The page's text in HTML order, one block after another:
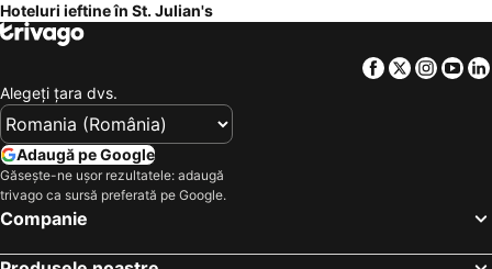
The Preluna Hotel
Holiday Inn Express Malta By Ihg
Bayview Hotel by ST Hotels
Solana Hotel & Spa
Cavalieri Hotel Malta, a member of Radisson Individuals
ibis Styles ST Pauls Bay Malta
Corinthia St George's Bay
Verdi St George's Bay Marina
Sliema Marina Hotel
Hoteluri ieftine în St. Julian's
Facebook
Twitter
Alegeţi ţara dvs.
Adaugă pe Google
Găsește-ne ușor rezultatele: adaugă
trivago ca sursă preferată pe Google.
Companie